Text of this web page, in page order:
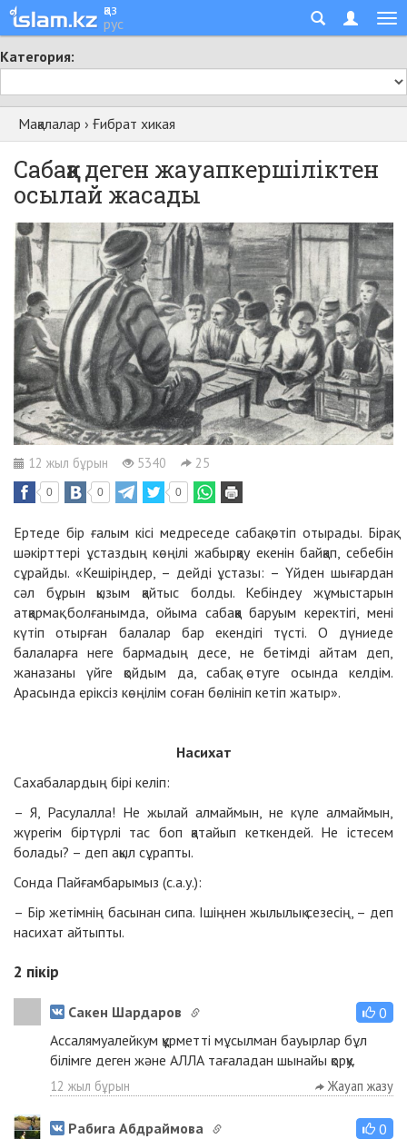
қаз
рус
Категория:
Мақалалар › Ғибрат хикая
Сабаққа деген жауапкершіліктен
осылай жасады
12 жыл бұрын 5340 25
0 0 0
Ертеде бір ғалым кісі медреседе сабақ өтіп отырады. Бірақ
шәкірттері ұстаздың көңілі жабырқау екенін байқап, себебін
сұрайды. «Кешіріңдер, – дейді ұстазы: – Үйден шығардан
сәл бұрын қызым қайтыс болды. Кебіндеу жұмыстарын
атқармақ болғанымда, ойыма сабаққа баруым керектігі, мені
күтіп отырған балалар бар екендігі түсті. О дүниеде
балаларға неге бармадың десе, не бетімді айтам деп,
жаназаны үйге қойдым да, сабақ өтуге осында келдім.
Арасында еріксіз көңілім соған бөлініп кетіп жатыр».
Насихат
Сахабалардың бірі келіп:
– Я, Расулалла! Не жылай алмаймын, не күле алмаймын,
жүрегім біртүрлі тас боп қатайып кеткендей. Не істесем
болады? – деп ақыл сұрапты.
Сонда Пайғамбарымыз (с.а.у.):
– Бір жетімнің басынан сипа. Ішіңнен жылылық сезесің, – деп
насихат айтыпты.
2 пікір
Сакен Шардаров
0
Ассалямуалейкум құрметті мұсылман бауырлар бұл
білімге деген және АЛЛА тағаладан шынайы қорқу.
12 жыл бұрын Жауап жазу
Рабига Абдраймова
0